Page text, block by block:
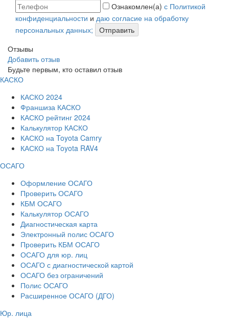
Ознакомлен(а) с Политикой
конфиденциальности и даю согласие на обработку
персональных данных;
Отправить
Отзывы
Добавить отзыв
Будьте первым, кто оставил отзыв
КАСКО
КАСКО 2024
Франшиза КАСКО
КАСКО рейтинг 2024
Калькулятор КАСКО
КАСКО на Toyota Camry
КАСКО на Toyota RAV4
ОСАГО
Оформление ОСАГО
Проверить ОСАГО
КБМ ОСАГО
Калькулятор ОСАГО
Диагностическая карта
Электронный полис ОСАГО
Проверить КБМ ОСАГО
ОСАГО для юр. лиц
ОСАГО с диагностической картой
ОСАГО без ограничений
Полис ОСАГО
Расширенное ОСАГО (ДГО)
Юр. лица